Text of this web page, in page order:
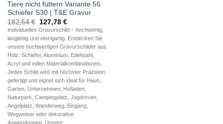
Tiere nicht füttern Variante 56
Schiefer S30 | T&E Gravur
182,54€
Ursprünglicher
Preis
war:
182,54 €
127,78 €Aktueller
Preis
ist:
127,78 €.
Individuelles Gravurschild – hochwertig,
langlebig und einzigartig. Entdecken Sie
unsere hochwertigen Gravurschilder aus
Holz, Schiefer, Aluminium, Edelstahl,
Acryl und edlen Materialkombinationen.
Jedes Schild wird mit höchster Präzision
gefertigt und eignet sich ideal für Haus,
Garten, Unternehmen, Hofladen,
Naturpark, Campingplatz, Jagdrevier,
Angelplatz, Wanderweg, Eingang,
Wegweiser oder dekorative
Anwendungen. Unsere